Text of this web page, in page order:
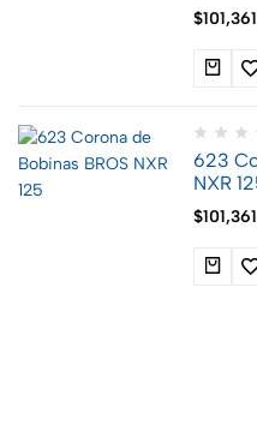
$101,361
623
NXR
$101,361